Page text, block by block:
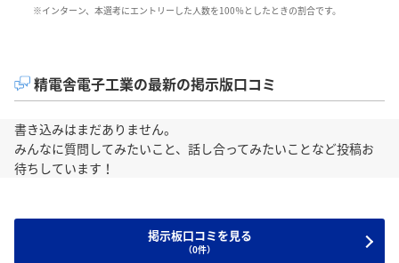
※インターン、本選考にエントリーした人数を100％としたときの割合です。
精電舎電子工業の最新の掲示版口コミ
書き込みはまだありません。
みんなに質問してみたいこと、話し合ってみたいことなど投稿お
待ちしています！
掲示板口コミを見る
（0件）